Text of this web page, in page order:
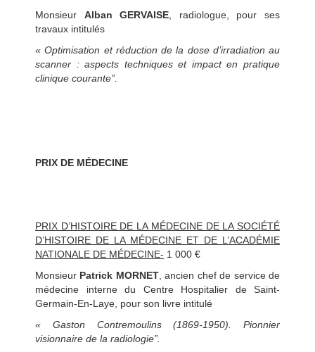
Monsieur Alban GERVAISE , radiologue, pour ses
travaux intitulés
« Optimisation et réduction de la dose d’irradiation au
scanner : aspects techniques et impact en pratique
clinique courante”.
PRIX DE MÉDECINE
PRIX D’HISTOIRE DE LA MÉDECINE DE LA SOCIÉTÉ
D’HISTOIRE DE LA MÉDECINE ET DE L’ACADÉMIE
NATIONALE DE MÉDECINE- 1 000 €
Monsieur Patrick MORNET, ancien chef de service de
médecine interne du Centre Hospitalier de Saint-
Germain-En-Laye, pour son livre intitulé
« Gaston Contremoulins (1869-1950). Pionnier
visionnaire de la radiologie”.